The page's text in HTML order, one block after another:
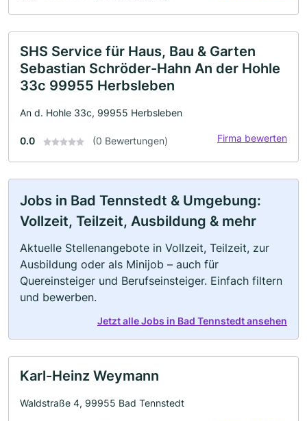
SHS Service für Haus, Bau & Garten
Sebastian Schröder-Hahn An der Hohle
33c 99955 Herbsleben
An d. Hohle 33c, 99955 Herbsleben
0.0 (0 Bewertungen) Firma bewerten
Jobs in Bad Tennstedt & Umgebung:
Vollzeit, Teilzeit, Ausbildung & mehr
Aktuelle Stellenangebote in Vollzeit, Teilzeit, zur
Ausbildung oder als Minijob – auch für
Quereinsteiger und Berufseinsteiger. Einfach filtern
und bewerben.
Jetzt alle Jobs in Bad Tennstedt ansehen
Karl-Heinz Weymann
Waldstraße 4, 99955 Bad Tennstedt